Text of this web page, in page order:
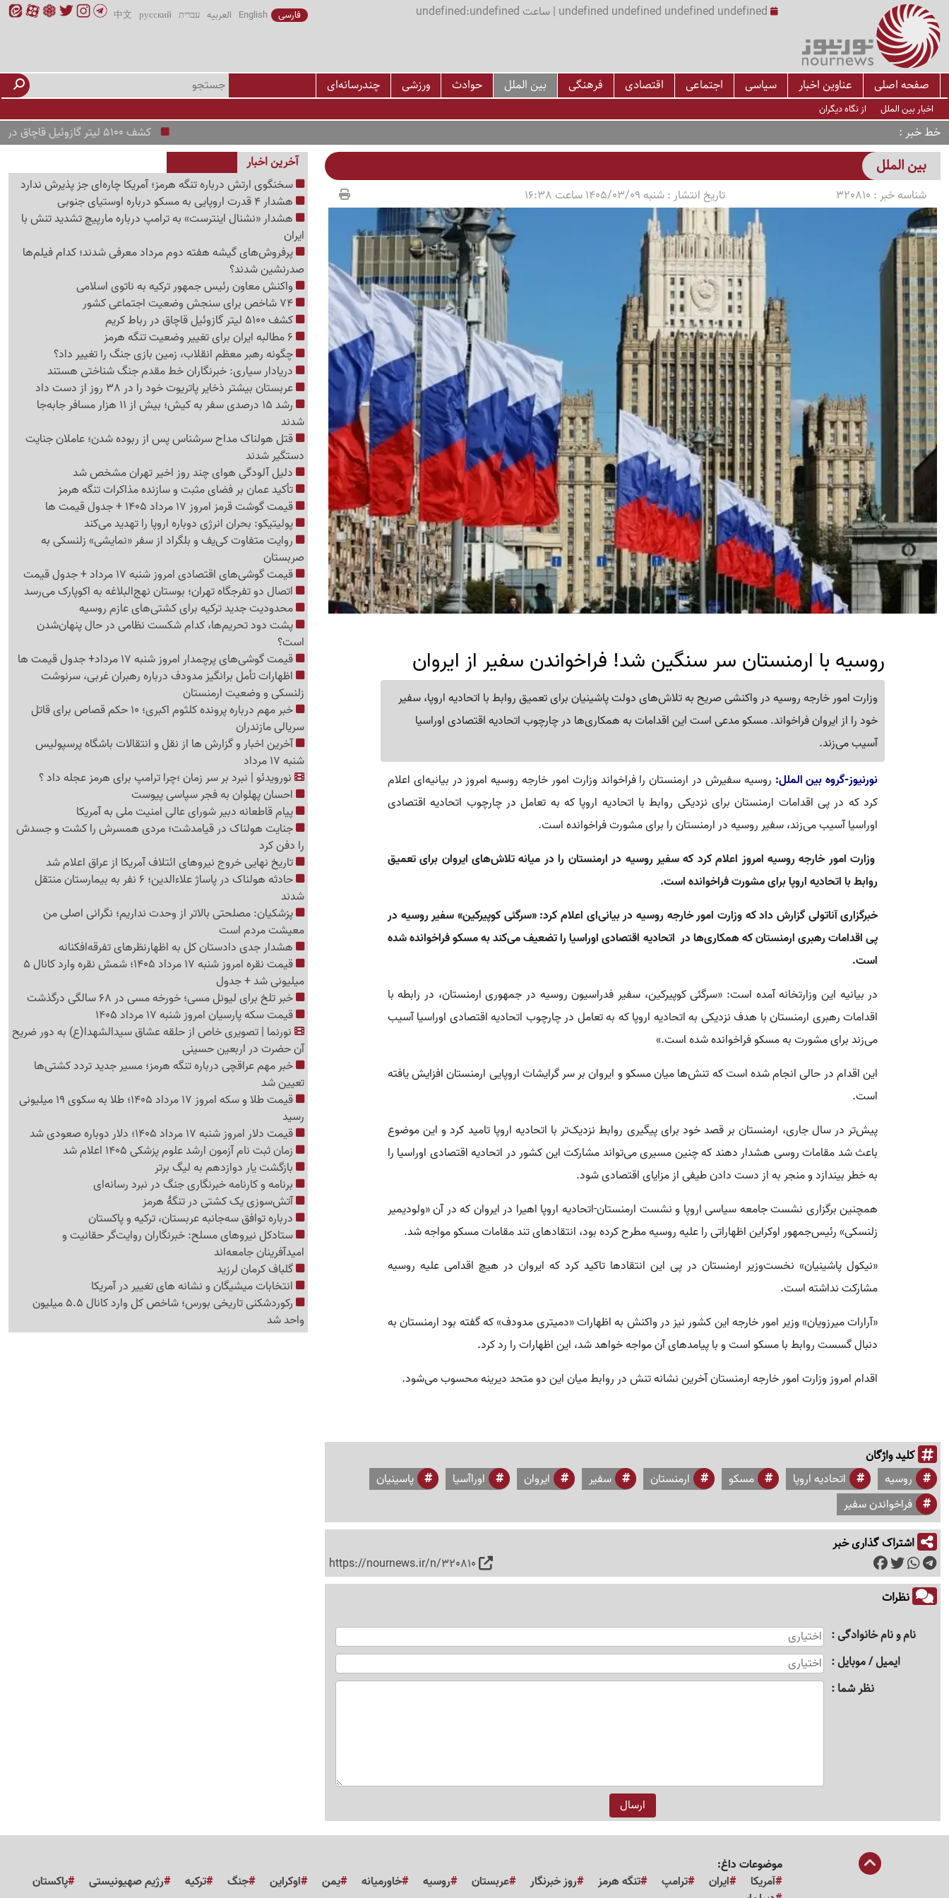
undefined undefined undefined undefined | ساعت undefined:undefined فارسی English العربیه עברית русский
中文
صفحه اصلی عناوین اخبار سیاسی اجتماعی اقتصادی فرهنگی بین الملل حوادث ورزشی چندرسانه‌ای
اخبار بین الملل از نگاه دیگران
خط خبر کشف 5100 لیتر گازوئیل قاچاق در رباط کریم
بین الملل
شناسه خبر : 320810 تاریخ انتشار :شنبه 1405/03/09 ساعت 16:38
روسیه با ارمنستان سر سنگین شد! فراخواندن سفیر از ایروان
وزارت امور خارجه روسیه در واکنشی صریح به تلاش‌های دولت پاشینیان برای تعمیق روابط با اتحادیه اروپا، سفیر
خود را از ایروان فراخواند. مسکو مدعی است این اقدامات به همکاری‌ها در چارچوب اتحادیه اقتصادی اوراسیا
آسیب می‌زند.
نورنیوز-گروه بین الملل: روسیه سفیرش در ارمنستان را فراخواند وزارت امور خارجه روسیه امروز در بیانیه‌ای اعلام
کرد که در پی اقدامات ارمنستان برای نزدیکی روابط با اتحادیه اروپا که به تعامل در چارچوب اتحادیه اقتصادی
اوراسیا آسیب می‌زند، سفیر روسیه در ارمنستان را برای مشورت فراخوانده است.
وزارت امور خارجه روسیه امروز اعلام کرد که سفیر روسیه در ارمنستان را در میانه تلاش‌های ایروان برای تعمیق
روابط با اتحادیه اروپا برای مشورت فراخوانده است.
خبرگزاری آناتولی گزارش داد که وزارت امور خارجه روسیه در بیانی‌ای اعلام کرد: «سرگئی کوپیرکین» سفیر روسیه در
پی اقدامات رهبری ارمنستان که همکاری‌ها در اتحادیه اقتصادی اوراسیا را تضعیف می‌کند به مسکو فراخوانده شده
است.
در بیانیه این وزارتخانه آمده است: «سرگئی کوپیرکین، سفیر فدراسیون روسیه در جمهوری ارمنستان، در رابطه با
اقدامات رهبری ارمنستان با هدف نزدیکی به اتحادیه اروپا که به تعامل در چارچوب اتحادیه اقتصادی اوراسیا آسیب
می‌زند برای مشورت به مسکو فراخوانده شده است.»
این اقدام در حالی انجام شده است که تنش‌ها میان مسکو و ایروان بر سر گرایشات اروپایی ارمنستان افزایش یافته
است.
پیش‌تر در سال جاری، ارمنستان بر قصد خود برای پیگیری روابط نزدیک‌تر با اتحادیه اروپا تامید کرد و این موضوع
باعث شد مقامات روسی هشدار دهند که چنین مسیری می‌تواند مشارکت این کشور در اتحادیه اقتصادی اوراسیا را
به خطر بیندازد و منجر به از دست دادن طیفی از مزایای اقتصادی شود.
همچنین برگزاری نشست جامعه سیاسی اروپا و نشست ارمنستان-اتحادیه اروپا اهیرا در ایروان که در آن «ولودیمیر
زلنسکی» رئیس‌جمهور اوکراین اظهاراتی را علیه روسیه مطرح کرده بود، انتقادهای تند مقامات مسکو مواجه شد.
«نیکول پاشینیان» نخست‌وزیر ارمنستان در پی این انتقادها تاکید کرد که ایروان در هیچ اقدامی علیه روسیه
مشارکت نداشته است.
«آرارات میرزویان» وزیر امور خارجه این کشور نیز در واکنش به اظهارات «دمیتری مدودف» که گفته بود ارمنستان به
دنبال گسست روابط با مسکو است و با پیامدهای آن مواجه خواهد شد، این اظهارات را رد کرد.
اقدام امروز وزارت امور خارجه ارمنستان آخرین نشانه تنش در روابط میان این دو متحد دیرینه محسوب می‌شود.
کلید واژگان
روسیه اتحادیه اروپا مسکو ارمنستان سفیر ایروان اوراآسیا
پاسینیان
فراخواندن سفیر
اشتراک گذاری خبر
https://nournews.ir/n/320810
نظرات
نام و نام خانوادگی
ایمیل / موبایل
نظر شما
آخرین اخبار
سخنگوی ارتش درباره تنگه هرمز؛ آمریکا چاره‌ای جز پذیرش ندارد
هشدار 4 قدرت اروپایی به مسکو درباره اوستیای جنوبی
هشدار «نشنال اینترست» به ترامپ درباره مارپیچ تشدید تنش با
ایران
پرفروش‌های گیشه هفته دوم مرداد معرفی شدند؛ کدام فیلم‌ها
صدرنشین شدند؟
واکنش معاون رئیس جمهور ترکیه به ناتوی اسلامی
کشف 5100 لیتر گازوئیل قاچاق در رباط کریم
چگونه رهبر معظم انقلاب، زمین بازی جنگ را تغییر داد؟
دریادار سیاری: خبرنگاران خط مقدم جنگ شناختی هستند
عربستان بیشتر ذخایر پاتریوت خود را در 38 روز از دست داد
رشد 15 درصدی سفر به کیش؛ بیش از 11 هزار مسافر جابه‌جا
شدند
قتل هولناک مداح سرشناس پس از ربوده شدن؛ عاملان جنایت
دستگیر شدند
دلیل آلودگی هوای چند روز اخیر تهران مشخص شد
تأکید عمان بر فضای مثبت و سازنده مذاکرات تنگه هرمز
قیمت گوشت قرمز امروز 17 مرداد 1405 + جدول قیمت ها
پولیتیکو: بحران انرژی دوباره اروپا را تهدید می‌کند
روایت متفاوت کی‌یف و بلگراد از سفر «نمایشی» زلنسکی به
صربستان
قیمت گوشی‌های اقتصادی امروز شنبه 17 مرداد + جدول قیمت
اتصال دو تفرجگاه تهران؛ بوستان نهج‌البلاغه به اکوپارک می‌رسد
محدودیت جدید ترکیه برای کشتی‌های عازم روسیه
پشت دود تحریم‌ها، کدام شکست نظامی در حال پنهان‌شدن
است؟
قیمت گوشی‌های پرچمدار امروز شنبه 17 مرداد+ جدول قیمت ها
اظهارات تأمل برانگیز مدودف درباره رهبران غربی، سرنوشت
زلنسکی و وضعیت ارمنستان
خبر مهم درباره پرونده کلثوم اکبری؛ 10 حکم قصاص برای قاتل
سریالی مازندران
آخرین اخبار و گزارش ها از نقل و انتقالات باشگاه پرسپولیس
شنبه 17 مرداد
نورویدئو | نبرد بر سر زمان ؛چرا ترامپ برای هرمز عجله داد ؟
احسان پهلوان به فجر سپاسی پیوست
پیام قاطعانه دبیر شورای عالی امنیت ملی به آمریکا
جنایت هولناک در قیامدشت؛ مردی همسرش را کشت و جسدش
را دفن کرد
تاریخ نهایی خروج نیروهای ائتلاف آمریکا از عراق اعلام شد
حادثه هولناک در پاساژ علاءالدین؛ 6 نفر به بیمارستان منتقل
شدند
پزشکیان: مصلحتی بالاتر از وحدت نداریم؛ نگرانی اصلی من
معیشت مردم است
هشدار جدی دادستان کل به اظهارنظرهای تفرقه‌افکنانه
قیمت نقره امروز شنبه 17 مرداد 1405؛ شمش نقره وارد کانال 5
میلیونی شد + جدول
خبر تلخ برای لیونل مسی؛ خورخه مسی در 68 سالگی درگذشت
قیمت سکه پارسیان امروز شنبه 17 مرداد 1405
نورنما | تصویری خاص از حلقه عشاق سیدالشهدا(ع) به دور ضریح
آن حضرت در اربعین حسینی
خبر مهم عراقچی درباره تنگه هرمز؛ مسیر جدید تردد کشتی‌ها
تعیین شد
قیمت طلا و سکه امروز 17 مرداد 1405؛ طلا به سکوی 19 میلیونی
رسید
قیمت دلار امروز شنبه 17 مرداد 1405؛ دلار دوباره صعودی شد
زمان ثبت نام آزمون ارشد علوم پزشکی 1405 اعلام شد
بازگشت یار دوازدهم به لیگ برتر
برنامه و کارنامه خبرنگاری جنگ در نبرد رسانه‌ای
آتش‌سوزی یک کشتی در تنگهٔ هرمز
درباره توافق سه‌جانبه عربستان، ترکیه و پاکستان
ستادکل نیروهای مسلح: خبرنگاران روایت‌گر حقانیت و
امیدآفرینان جامعه‌اند
گلباف کرمان لرزید
انتخابات میشیگان و نشانه های تغییر در آمریکا
رکوردشکنی تاریخی بورس؛ شاخص کل وارد کانال 5.5 میلیون
واحد شد
موضوعات داغ:
آمریکا
ایران ترامپ تنگه هرمز روز خبرنگار عربستان روسیه خاورمیانه یمن اوکراین جنگ ترکیه رژیم صهیونیستی
پاکستان